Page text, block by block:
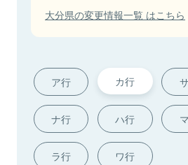
大分県の変更情報一覧 はこちら
ア行 カ行
ナ行 ハ行
ラ行 ワ行